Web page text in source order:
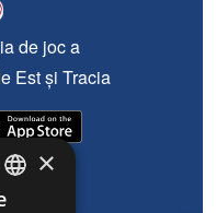
de joc a
Est și Tracia
×